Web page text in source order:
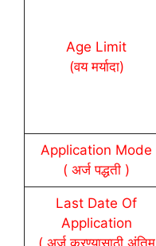
Age Limit
(वय मर्यादा)
Application Mode
( अर्ज पद्धती )
Last Date Of
Application
( अर्ज करण्यासाठी अंतिम